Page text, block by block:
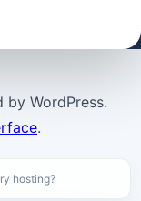
WordPress.
.
hosting?